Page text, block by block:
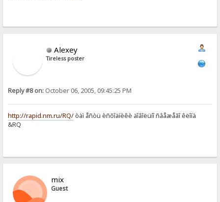
Alexey
Tireless poster
Reply #8 on: October 06, 2005, 09:45:25 PM
http://rapid.nm.ru/RQ/òàì åñòü èñõîäíèêè äîâîëüíî ñâåæåãî êëîíà
&RQ
mix
Guest